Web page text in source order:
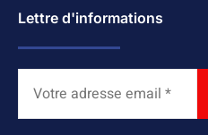
Lettre d'informations